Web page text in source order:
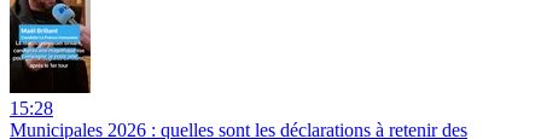
15:28
Municipales 2026 : quelles sont les déclarations à retenir des